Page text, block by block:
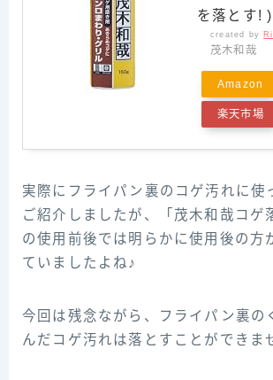
を落とす! )
created by
茂木和哉
Amazon
楽天市場
実際にフライパン裏のコゲ汚れに使
ご紹介しましたが、「茂木和哉コゲ
の使用前後では明らかに使用後の方
ていましたよね♪
今回は残念ながら、フライパン裏の
んだコゲ汚れは落とすことができま